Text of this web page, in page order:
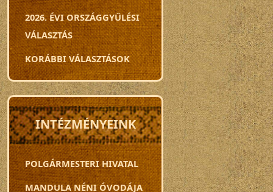
2026. ÉVI ORSZÁGGYŰLÉSI
VÁLASZTÁS
KORÁBBI VÁLASZTÁSOK
INTÉZMÉNYEINK
POLGÁRMESTERI HIVATAL
MANDULA NÉNI ÓVODÁJA